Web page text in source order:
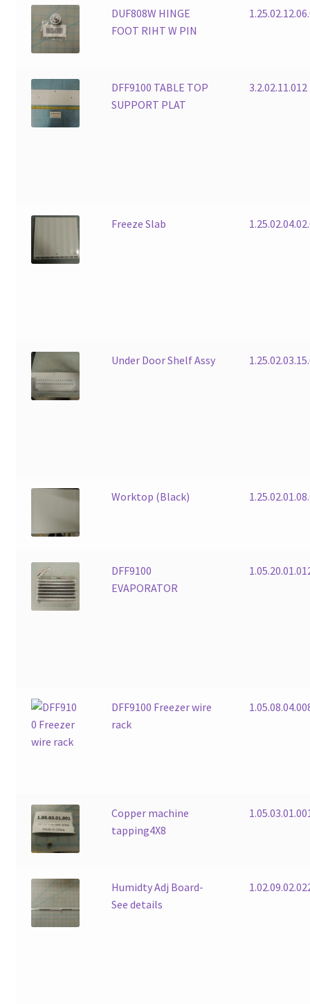
DUF808W HINGE
FOOT RIHT W PIN
DFF9100 TABLE TOP
SUPPORT PLAT
3.2.02.11.012
Freeze Slab
Under Door Shelf Assy
Worktop (Black)
DFF9100
EVAPORATOR
DFF9100 Freezer wire
rack
Copper machine
tapping4X8
Humidty Adj Board-
See details